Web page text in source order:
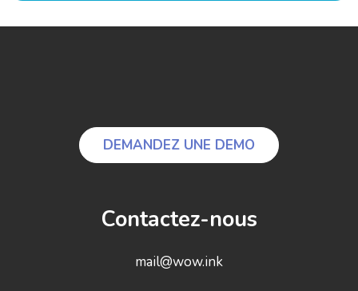
DEMANDEZ UNE DEMO
Contactez-nous
mail@wow.ink